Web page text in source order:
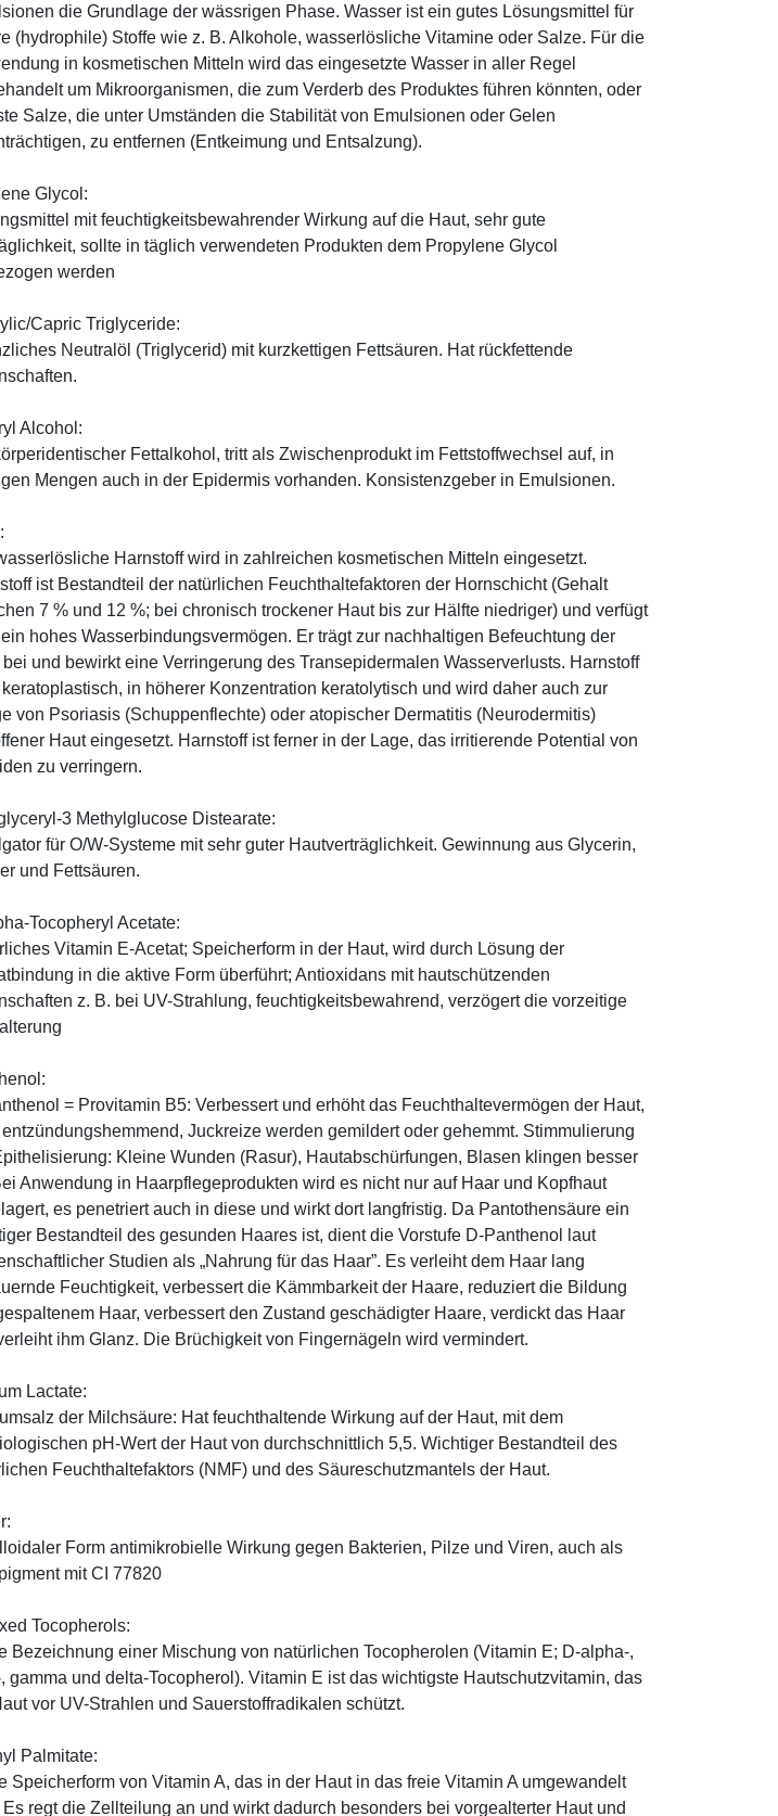
die Grundlage der wässrigen Phase. Wasser ist ein gutes Lösungsmittel für
(hydrophile) Stoffe wie z. B. Alkohole, wasserlösliche Vitamine oder Salze. Für die
in kosmetischen Mitteln wird das eingesetzte Wasser in aller Regel
um Mikroorganismen, die zum Verderb des Produktes führen könnten, oder
Salze, die unter Umständen die Stabilität von Emulsionen oder Gelen
zu entfernen (Entkeimung und Entsalzung).
Glycol:
mit feuchtigkeitsbewahrender Wirkung auf die Haut, sehr gute
sollte in täglich verwendeten Produkten dem Propylene Glycol
werden
Capric Triglyceride:
Neutralöl (Triglycerid) mit kurzkettigen Fettsäuren. Hat rückfettende
Alcohol:
Fettalkohol, tritt als Zwischenprodukt im Fettstoffwechsel auf, in
Mengen auch in der Epidermis vorhanden. Konsistenzgeber in Emulsionen.
Harnstoff wird in zahlreichen kosmetischen Mitteln eingesetzt.
ist Bestandteil der natürlichen Feuchthaltefaktoren der Hornschicht (Gehalt
7 % und 12 %; bei chronisch trockener Haut bis zur Hälfte niedriger) und verfügt
hohes Wasserbindungsvermögen. Er trägt zur nachhaltigen Befeuchtung der
bei und bewirkt eine Verringerung des Transepidermalen Wasserverlusts. Harnstoff
in höherer Konzentration keratolytisch und wird daher auch zur
von Psoriasis (Schuppenflechte) oder atopischer Dermatitis (Neurodermitis)
Haut eingesetzt. Harnstoff ist ferner in der Lage, das irritierende Potential von
zu verringern.
3 Methylglucose Distearate:
für O/W-Systeme mit sehr guter Hautverträglichkeit. Gewinnung aus Glycerin,
und Fettsäuren.
Tocopheryl Acetate:
Vitamin E-Acetat; Speicherform in der Haut, wird durch Lösung der
in die aktive Form überführt; Antioxidans mit hautschützenden
z. B. bei UV-Strahlung, feuchtigkeitsbewahrend, verzögert die vorzeitige
= Provitamin B5: Verbessert und erhöht das Feuchthaltevermögen der Haut,
Juckreize werden gemildert oder gehemmt. Stimmulierung
Kleine Wunden (Rasur), Hautabschürfungen, Blasen klingen besser
Anwendung in Haarpflegeprodukten wird es nicht nur auf Haar und Kopfhaut
es penetriert auch in diese und wirkt dort langfristig. Da Pantothensäure ein
Bestandteil des gesunden Haares ist, dient die Vorstufe D-Panthenol laut
Studien als „Nahrung für das Haar”. Es verleiht dem Haar lang
Feuchtigkeit, verbessert die Kämmbarkeit der Haare, reduziert die Bildung
Haar, verbessert den Zustand geschädigter Haare, verdickt das Haar
ihm Glanz. Die Brüchigkeit von Fingernägeln wird vermindert.
Lactate:
der Milchsäure: Hat feuchthaltende Wirkung auf der Haut, mit dem
pH-Wert der Haut von durchschnittlich 5,5. Wichtiger Bestandteil des
Feuchthaltefaktors (NMF) und des Säureschutzmantels der Haut.
Form antimikrobielle Wirkung gegen Bakterien, Pilze und Viren, auch als
mit CI 77820
Tocopherols:
Bezeichnung einer Mischung von natürlichen Tocopherolen (Vitamin E; D-alpha-,
gamma und delta-Tocopherol). Vitamin E ist das wichtigste Hautschutzvitamin, das
vor UV-Strahlen und Sauerstoffradikalen schützt.
Palmitate:
Speicherform von Vitamin A, das in der Haut in das freie Vitamin A umgewandelt
regt die Zellteilung an und wirkt dadurch besonders bei vorgealterter Haut und